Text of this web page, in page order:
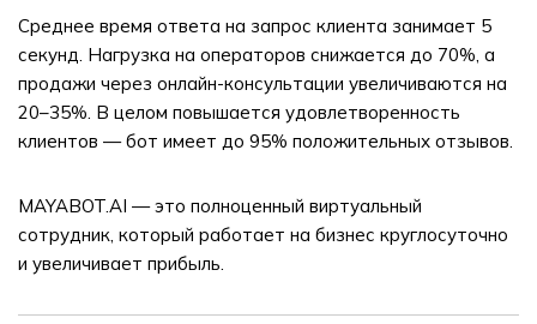
Среднее время ответа на запрос клиента занимает 5
секунд. Нагрузка на операторов снижается до 70%, а
продажи через онлайн-консультации увеличиваются на
20–35%. В целом повышается удовлетворенность
клиентов — бот имеет до 95% положительных отзывов.
MAYABOT.AI — это полноценный виртуальный
сотрудник, который работает на бизнес круглосуточно
и увеличивает прибыль.